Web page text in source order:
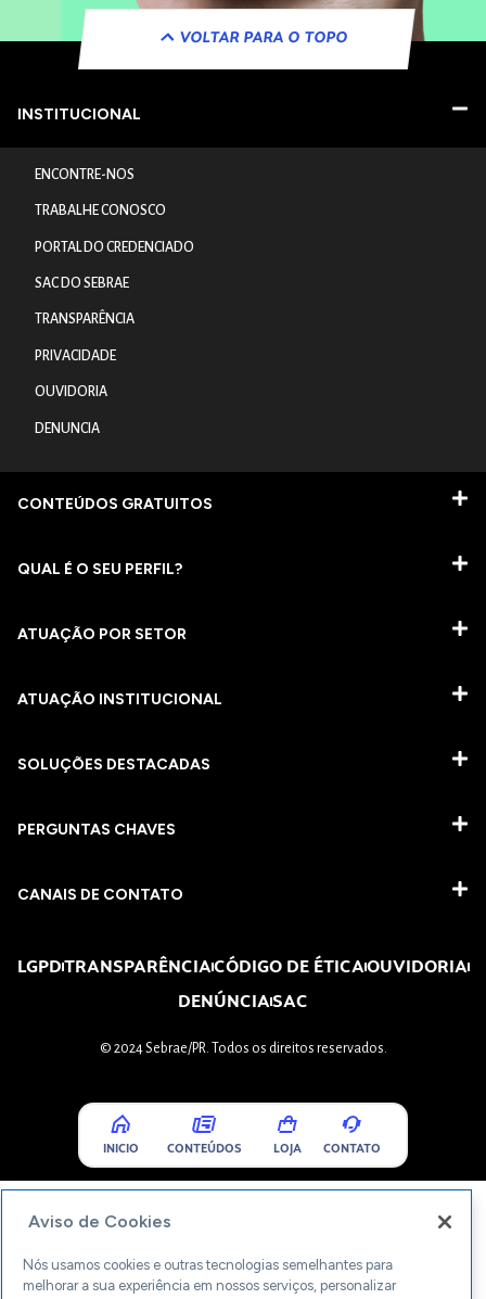
VOLTAR PARA O TOPO
INSTITUCIONAL
ENCONTRE-NOS
TRABALHE CONOSCO
PORTAL DO CREDENCIADO
SAC DO SEBRAE
TRANSPARÊNCIA
PRIVACIDADE
OUVIDORIA
DENUNCIA
CONTEÚDOS GRATUITOS
QUAL É O SEU PERFIL?
ATUAÇÃO POR SETOR
ATUAÇÃO INSTITUCIONAL
SOLUÇÕES DESTACADAS
PERGUNTAS CHAVES​
CANAIS DE CONTATO
LGPDTRANSPARÊNCIACÓDIGO DE ÉTICAOUVIDORIA
DENÚNCIASAC
© 2024 Sebrae/PR. Todos os direitos reservados.
INICIO CONTEÚDOS LOJA CONTATO
Aviso de Cookies
Nós usamos cookies e outras tecnologias semelhantes para
melhorar a sua experiência em nossos serviços, personalizar